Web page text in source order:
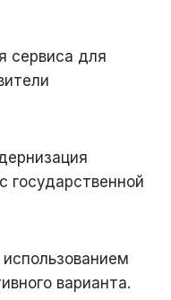
сервиса для
государственной
варианта.